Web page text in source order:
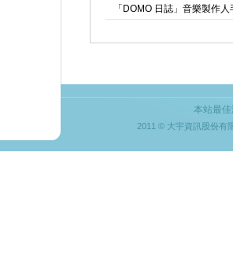
「DOMO 日誌」音樂製作
本站最
2011 © 大宇資訊股份有